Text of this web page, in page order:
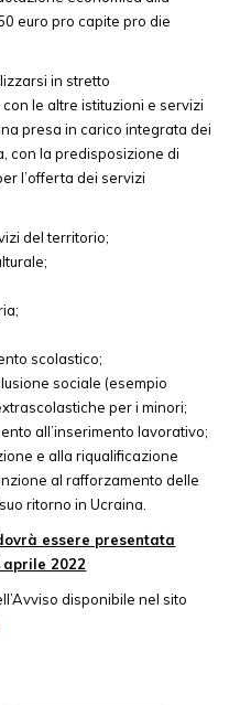
euro pro capite pro die
in stretto
le altre istituzioni e servizi
presa in carico integrata dei
con la predisposizione di
l’offerta dei servizi
del territorio;
scolastico;
sociale (esempio
per i minori;
all’inserimento lavorativo;
e alla riqualificazione
al rafforzamento delle
ritorno in Ucraina.
essere presentata
2022
disponibile nel sito